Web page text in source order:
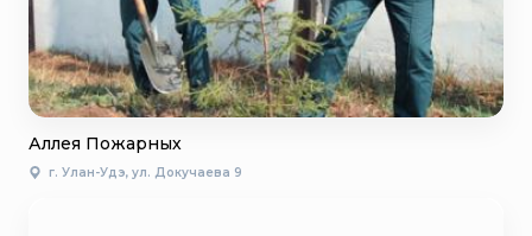
Аллея Пожарных
г. Улан-Удэ, ул. Докучаева 9